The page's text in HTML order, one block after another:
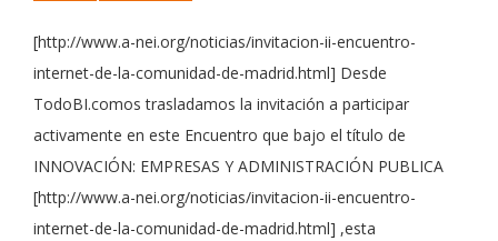
[http://www.a-nei.org/noticias/invitacion-ii-encuentro-
internet-de-la-comunidad-de-madrid.html] Desde
TodoBI.comos trasladamos la invitación a participar
activamente en este Encuentro que bajo el título de
INNOVACIÓN: EMPRESAS Y ADMINISTRACIÓN PUBLICA
[http://www.a-nei.org/noticias/invitacion-ii-encuentro-
internet-de-la-comunidad-de-madrid.html] ,esta